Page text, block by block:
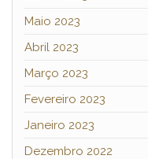
Maio 2023
Abril 2023
Março 2023
Fevereiro 2023
Janeiro 2023
Dezembro 2022